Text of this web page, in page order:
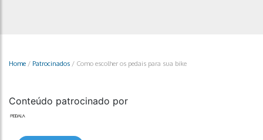
Home / Patrocinados / Como escolher os pedais para sua bike
Conteúdo patrocinado por